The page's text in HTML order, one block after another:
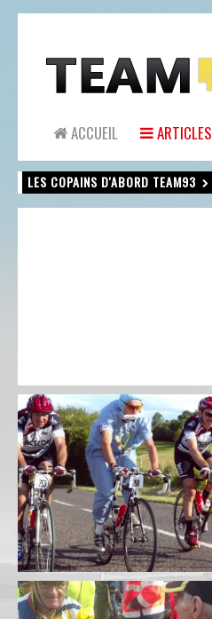
ACCUEIL ARTICLES
LES COPAINS D'ABORD TEAM93